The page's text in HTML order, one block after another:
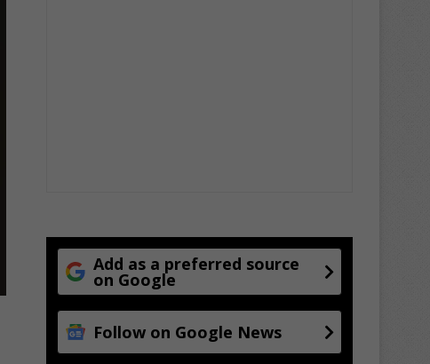
Add as a preferred source
on Google
Follow on Google News